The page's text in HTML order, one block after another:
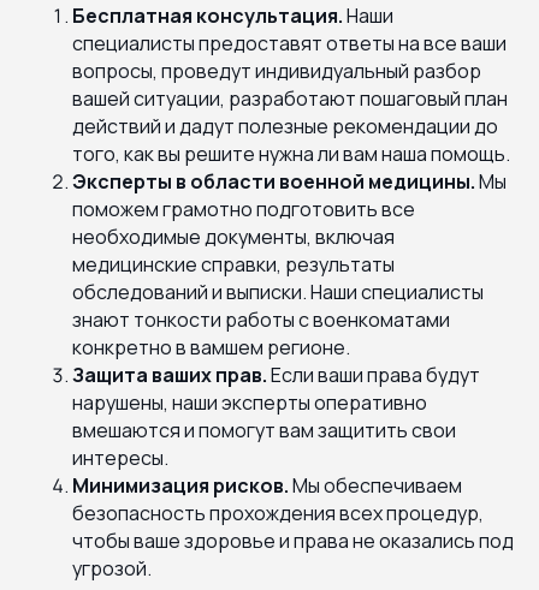
Бесплатная консультация.Наши
специалисты предоставят ответы на все ваши
вопросы, проведут индивидуальный разбор
вашей ситуации, разработают пошаговый план
действий и дадут полезные рекомендации до
того, как вы решите нужна ли вам наша помощь.
Эксперты в области военной медицины.Мы
поможем грамотно подготовить все
необходимые документы, включая
медицинские справки, результаты
обследований и выписки. Наши специалисты
знают тонкости работы с военкоматами
конкретно в вамшем регионе.
Защита ваших прав.Если ваши права будут
нарушены, наши эксперты оперативно
вмешаются и помогут вам защитить свои
интересы.
Минимизация рисков.Мы обеспечиваем
безопасность прохождения всех процедур,
чтобы ваше здоровье и права не оказались под
угрозой.